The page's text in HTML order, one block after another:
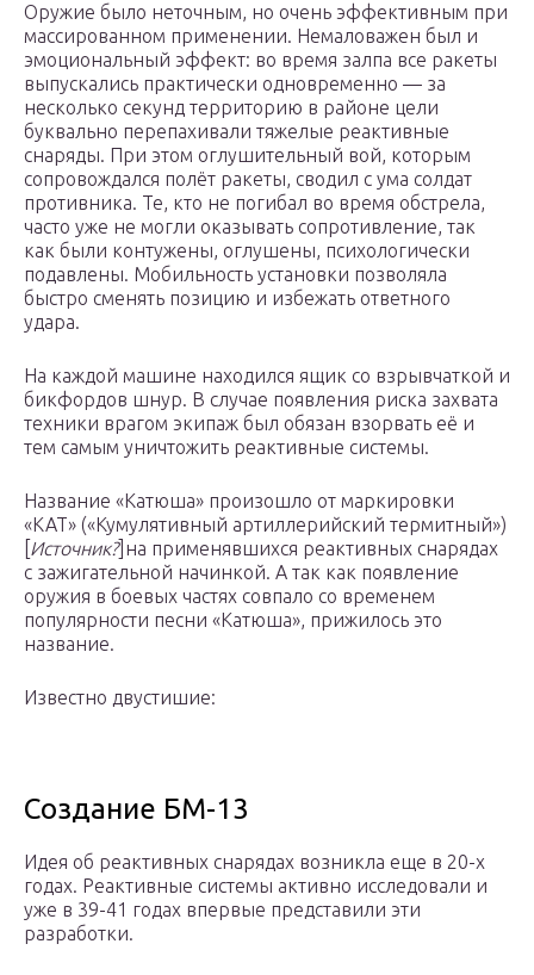
Оружие было неточным, но очень эффективным при
массированном применении. Немаловажен был и
эмоциональный эффект: во время залпа все ракеты
выпускались практически одновременно — за
несколько секунд территорию в районе цели
буквально перепахивали тяжелые реактивные
снаряды. При этом оглушительный вой, которым
сопровождался полёт ракеты, сводил с ума солдат
противника. Те, кто не погибал во время обстрела,
часто уже не могли оказывать сопротивление, так
как были контужены, оглушены, психологически
подавлены. Мобильность установки позволяла
быстро сменять позицию и избежать ответного
удара.
На каждой машине находился ящик со взрывчаткой и
бикфордов шнур. В случае появления риска захвата
техники врагом экипаж был обязан взорвать её и
тем самым уничтожить реактивные системы.
Название «Катюша» произошло от маркировки
«КАТ» («Кумулятивный артиллерийский термитный»)
Источник?]на применявшихся реактивных снарядах
с зажигательной начинкой. А так как появление
оружия в боевых частях совпало со временем
популярности песни «Катюша», прижилось это
название.
Известно двустишие:
Создание БМ-13
Идея об реактивных снарядах возникла еще в 20-х
годах. Реактивные системы активно исследовали и
уже в 39-41 годах впервые представили эти
разработки.